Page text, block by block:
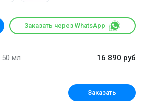
Заказать через WhatsApp
50 мл
16 890 руб
Заказать